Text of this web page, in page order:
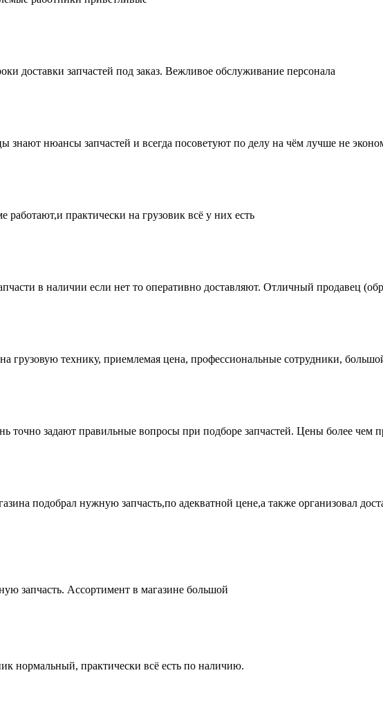
доставки запчастей под заказ. Вежливое обслуживание персонала
нюансы запчастей и всегда посоветуют по делу на чём лучше не
практически на грузовик всё у них есть
в наличии если нет то оперативно доставляют. Отличный продавец
грузовую технику, приемлемая цена, профессиональные сотрудники,
точно задают правильные вопросы при подборе запчастей. Цены более чем
подобрал нужную запчасть,по адекватной цене,а также организовал
запчасть. Ассортимент в магазине большой
нормальный, практически всё есть по наличию.